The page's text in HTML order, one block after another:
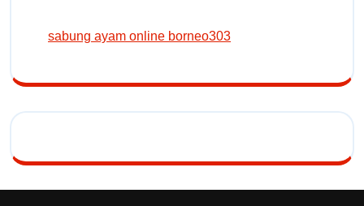
sabung ayam online borneo303